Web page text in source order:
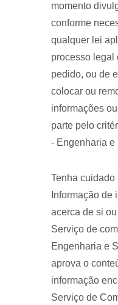
momento
conforme
qualquer lei
processo legal
pedido, ou de
colocar ou
informações
parte pelo
- Engenharia e
Tenha
Informação de
acerca de si
Serviço de
Engenharia e
aprova o
informação
Serviço de